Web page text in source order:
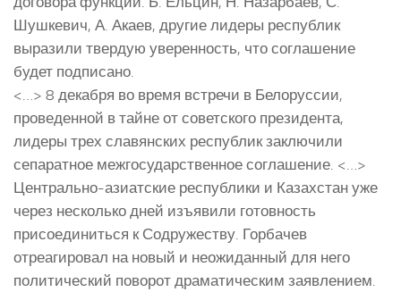
Шушкевич, А. Акаев, другие лидеры республик
выразили твердую уверенность, что соглашение
будет подписано.
<…> 8 декабря во время встречи в Белоруссии,
проведенной в тайне от советского президента,
лидеры трех славянских республик заключили
сепаратное межгосударственное соглашение. <…>
Центрально-азиатские республики и Казахстан уже
через несколько дней изъявили готовность
присоединиться к Содружеству. Горбачев
отреагировал на новый и неожиданный для него
политический поворот драматическим заявлением.